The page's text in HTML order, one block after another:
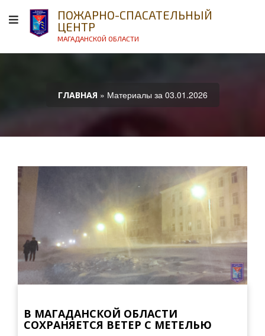
ПОЖАРНО-СПАСАТЕЛЬНЫЙ
ЦЕНТР
МАГАДАНСКОЙ ОБЛАСТИ
ГЛАВНАЯ » Материалы за 03.01.2026
В МАГАДАНСКОЙ ОБЛАСТИ
СОХРАНЯЕТСЯ ВЕТЕР С МЕТЕЛЬЮ